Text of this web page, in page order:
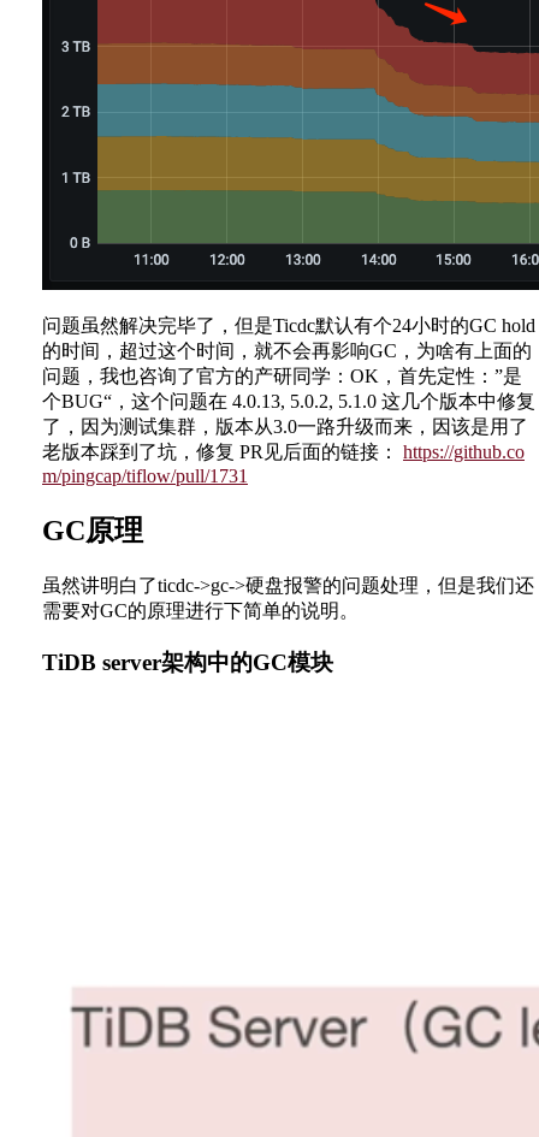
问题虽然解决完毕了，但是Ticdc默认有个24小时的GC hold
的时间，超过这个时间，就不会再影响GC，为啥有上面的
问题，我也咨询了官方的产研同学：OK，首先定性：”是
个BUG“，这个问题在 4.0.13, 5.0.2, 5.1.0 这几个版本中修复
了，因为测试集群，版本从3.0一路升级而来，因该是用了
老版本踩到了坑，修复 PR见后面的链接： https://github.co
m/pingcap/tiflow/pull/1731
GC原理
虽然讲明白了ticdc->gc->硬盘报警的问题处理，但是我们还
需要对GC的原理进行下简单的说明。
TiDB server架构中的GC模块